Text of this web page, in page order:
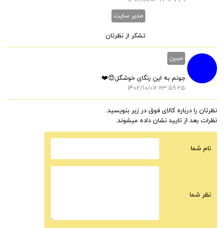
مدیر سایت
تشکر از نظرتان
مبین
جونم به این رنگای خوشگل😍❤️
1402/10/07-23:59:25
نظرتان را درباره کالای فوق در زیر بنویسید.
نظرات بعد از تایید نشان داده میشوند.
نام شما
نظر شما